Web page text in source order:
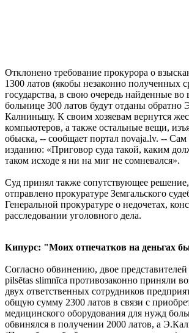
Отклонено требование прокурора о
1300 латов (якобы незаконно полученных
государства, в свою очередь найденные во
больнице 300 латов будут отданы обратно
Калниньшу. К своим хозяевам вернутся
компьютеров, а также остальные вещи,
обыска, -- сообщает портал novaja.lv. --
изданию: «Приговор суда такой, каким
таком исходе я ни на миг не сомневался».
Суд принял также сопутствующее решение,
отправлено прокуратуре Земгальского
Генеральной прокуратуре о недочетах,
расследовании уголовного дела.
Кипурс: "Моих отпечатков на деньгах
Согласно обвинению, двое
pilsētas slimnīca противозаконно приняли
двух ответственных сотрудников
общую сумму 2300 латов в связи с
медицинского оборудования для нужд
обвинялся в получении 2000 латов, а